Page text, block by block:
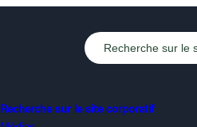
Recherche sur le site corporatif